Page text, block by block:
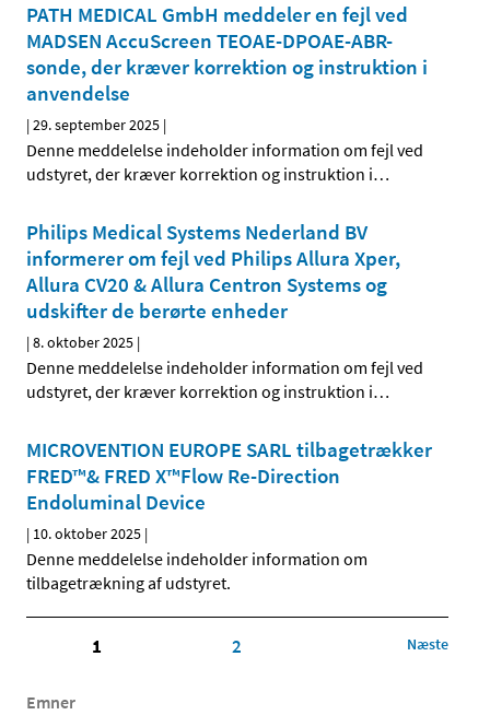
PATH MEDICAL GmbH meddeler en fejl ved
MADSEN AccuScreen TEOAE-DPOAE-ABR-
sonde, der kræver korrektion og instruktion i
anvendelse
|29. september 2025 |
Denne meddelelse indeholder information om fejl ved
udstyret, der kræver korrektion og instruktion i…
Philips Medical Systems Nederland BV
informerer om fejl ved Philips Allura Xper,
Allura CV20 & Allura Centron Systems og
udskifter de berørte enheder
|8. oktober 2025 |
Denne meddelelse indeholder information om fejl ved
udstyret, der kræver korrektion og instruktion i…
MICROVENTION EUROPE SARL tilbagetrækker
FRED™& FRED X™Flow Re-Direction
Endoluminal Device
| 10. oktober 2025 |
Denne meddelelse indeholder information om
tilbagetrækning af udstyret.
1 2 Næste
Emner